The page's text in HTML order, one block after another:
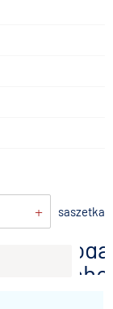
+ saszetka